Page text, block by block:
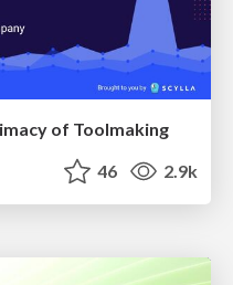
of Toolmaking
46 2.9k